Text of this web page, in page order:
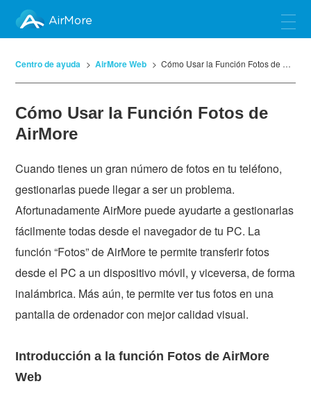
AirMore
Centro de ayuda AirMore Web Cómo Usar la Función Fotos de AirMore
Cómo Usar la Función Fotos de
AirMore
Cuando tienes un gran número de fotos en tu teléfono,
gestionarlas puede llegar a ser un problema.
Afortunadamente AirMore puede ayudarte a gestionarlas
fácilmente todas desde el navegador de tu PC. La
función “Fotos” de AirMore te permite transferir fotos
desde el PC a un dispositivo móvil, y viceversa, de forma
inalámbrica. Más aún, te permite ver tus fotos en una
pantalla de ordenador con mejor calidad visual.
Introducción a la función Fotos de AirMore
Web